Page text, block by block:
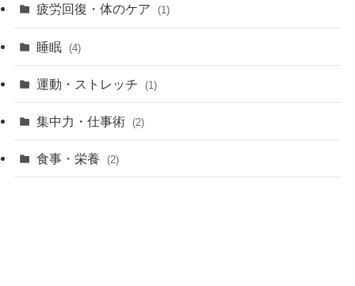
疲労回復・体のケア (1)
睡眠 (4)
運動・ストレッチ (1)
集中力・仕事術 (2)
食事・栄養 (2)